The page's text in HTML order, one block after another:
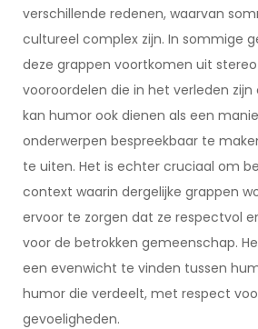
verschillende redenen, waarvan
cultureel complex zijn. In sommige
deze grappen voortkomen uit
vooroordelen die in het verleden zijn
kan humor ook dienen als een
onderwerpen bespreekbaar te
te uiten. Het is echter cruciaal om
context waarin dergelijke grappen
ervoor te zorgen dat ze respectvol
voor de betrokken gemeenschap.
een evenwicht te vinden tussen
humor die verdeelt, met respect
gevoeligheden.